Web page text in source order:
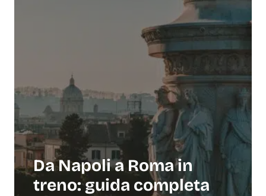
Da Napoli a Roma in
treno: guida completa